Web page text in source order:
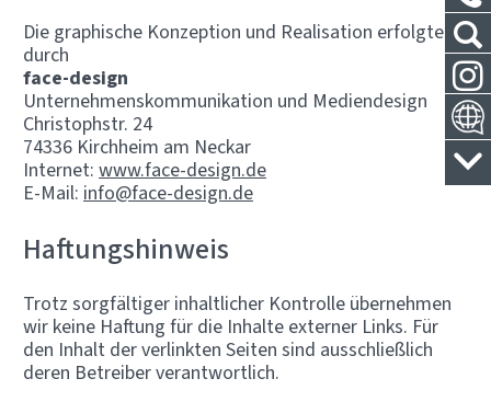
Die graphische Konzeption und Realisation erfolgte
durch
face-design
Unternehmenskommunikation und Mediendesign
Christophstr. 24
74336 Kirchheim am Neckar
Internet: www.face-design.de
E-Mail: info@face-design.de
Haftungshinweis
Trotz sorgfältiger inhaltlicher Kontrolle übernehmen
wir keine Haftung für die Inhalte externer Links. Für
den Inhalt der verlinkten Seiten sind ausschließlich
deren Betreiber verantwortlich.